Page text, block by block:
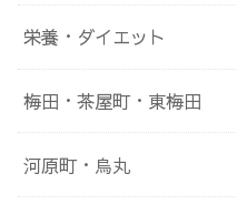
栄養・ダイエット
梅田・茶屋町・東梅田
河原町・烏丸